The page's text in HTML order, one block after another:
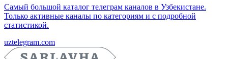
Самый большой каталог телеграм каналов в Узбекистане.
Только активные каналы по категориям и с подробной
статистикой.
uztelegram.com